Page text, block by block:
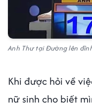
Anh Thư tại Đường lên
Khi được hỏi về
nữ sinh cho biết